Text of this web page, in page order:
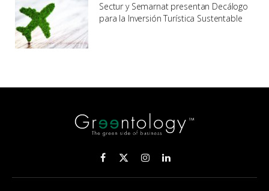
Sectur y Semarnat presentan Decálogo
para la Inversión Turística Sustentable
Facebook
X
(Twitter)
InstagramLinkedIn